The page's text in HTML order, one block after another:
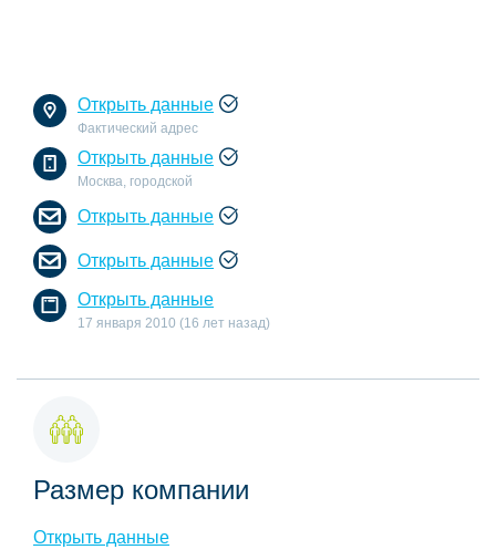
Открыть данные
Фактический адрес
Открыть данные
Москва, городской
Открыть данные
Открыть данные
Открыть данные
17 января 2010 (16 лет назад)
Размер компании
Открыть данные